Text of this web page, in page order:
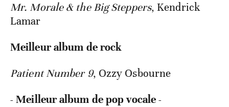
Mr. Morale & the Big Steppers, Kendrick
Lamar
Meilleur album de rock
Patient Number 9, Ozzy Osbourne
- Meilleur album de pop vocale -